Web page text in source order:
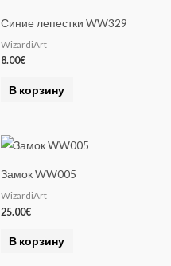
Синие лепестки WW329
WizardiArt
8.00€
В корзину
Замок WW005
WizardiArt
25.00€
В корзину